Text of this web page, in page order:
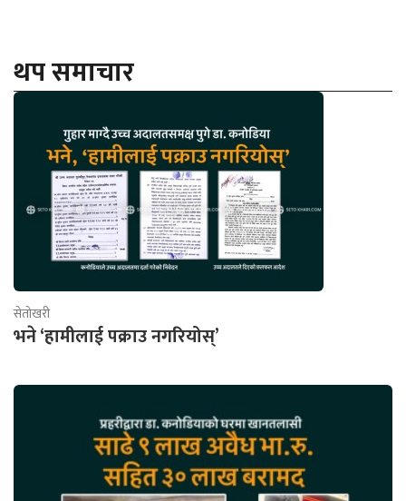
थप समाचार
सेतोखरी
भने ‘हामीलाई पक्राउ नगरियोस्’